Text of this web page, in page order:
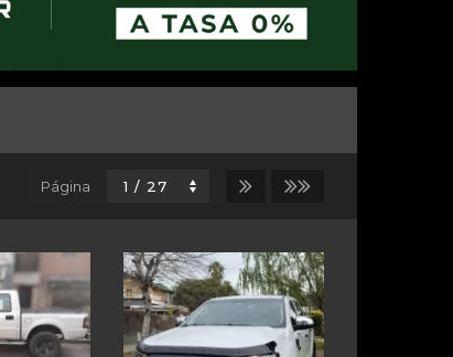
Página